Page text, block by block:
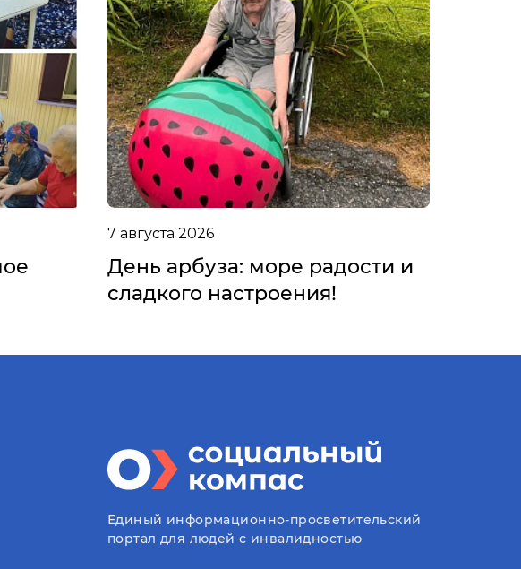
7 августа 2026
День арбуза: море радости и
сладкого настроения!
Единый информационно-просветительский
портал для людей с инвалидностью